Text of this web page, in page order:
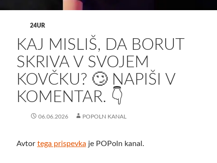
24UR
KAJ MISLIŠ, DA BORUT
SKRIVA V SVOJEM
KOVČKU? 🙄 NAPIŠI V
KOMENTAR. 👇
06.06.2026 POPOLN KANAL
Avtor tega prispevka je POPoln kanal.